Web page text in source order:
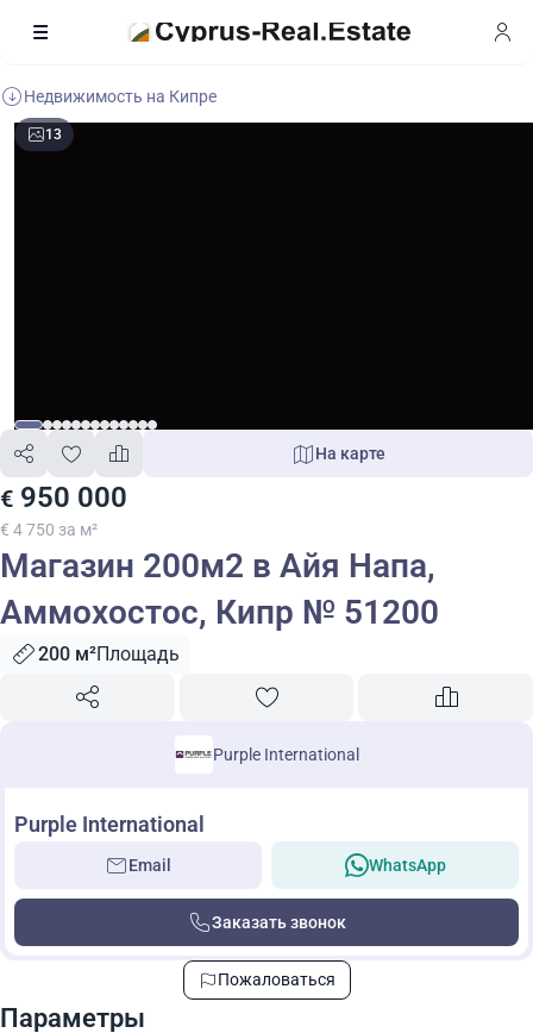
Недвижимость на Кипре
13
€ 950 000
€ 4 750 за м²
На карте
Магазин 200м2 в Айя Напа,
Аммохостос, Кипр № 51200
200 м²Площадь
Purple International
Purple International
Email WhatsApp
Заказать звонок
Пожаловаться
Параметры